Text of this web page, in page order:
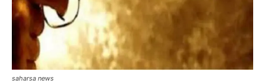
saharsa news